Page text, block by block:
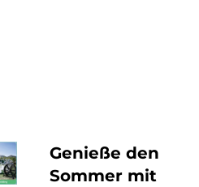
Genieße den
Sommer mit